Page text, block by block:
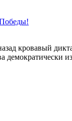
кровавый
демократически